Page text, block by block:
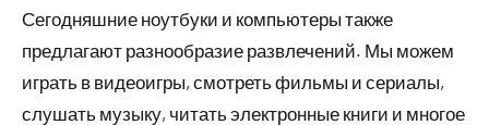
Сегодняшние ноутбуки и компьютеры также
предлагают разнообразие развлечений. Мы можем
играть в видеоигры, смотреть фильмы и сериалы,
слушать музыку, читать электронные книги и многое